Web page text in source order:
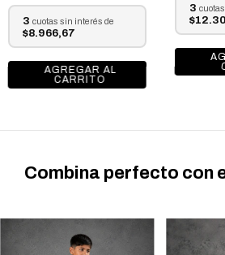
3 cuotas sin interés de
$8.966,67
3
Combina perfecto con